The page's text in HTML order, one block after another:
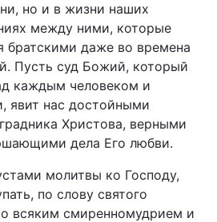
но и в жизни наших
между ними, которые
братскими даже во времена
Пусть суд Божий, который
каждым человеком и
явит нас достойными
Христова, верными
дела Его любви.
молитвы ко Господу,
по слову святого
всяким смиренномудрием и